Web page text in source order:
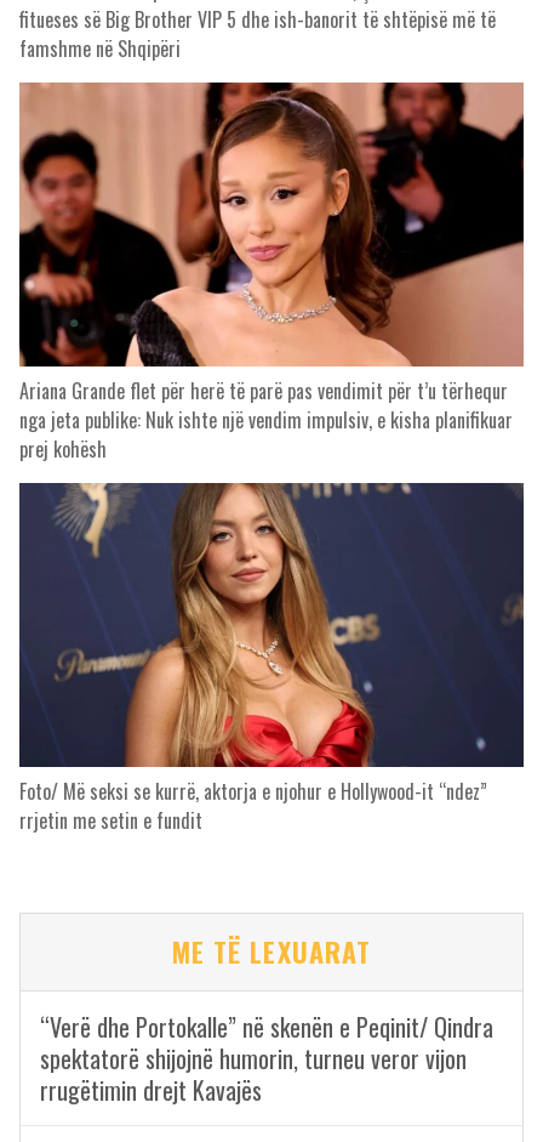
fitueses së Big Brother VIP 5 dhe ish-banorit të shtëpisë më të
famshme në Shqipëri
Ariana Grande flet për herë të parë pas vendimit për t’u tërhequr
nga jeta publike: Nuk ishte një vendim impulsiv, e kisha planifikuar
prej kohësh
Foto/ Më seksi se kurrë, aktorja e njohur e Hollywood-it “ndez”
rrjetin me setin e fundit
ME TË LEXUARAT
“Verë dhe Portokalle” në skenën e Peqinit/ Qindra
spektatorë shijojnë humorin, turneu veror vijon
rrugëtimin drejt Kavajës